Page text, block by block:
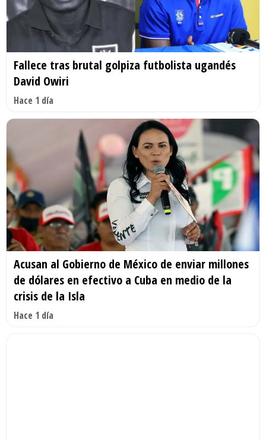
Fallece tras brutal golpiza futbolista ugandés
David Owiri
Hace 1 día
Acusan al Gobierno de México de enviar millones
de dólares en efectivo a Cuba en medio de la
crisis de la Isla
Hace 1 día